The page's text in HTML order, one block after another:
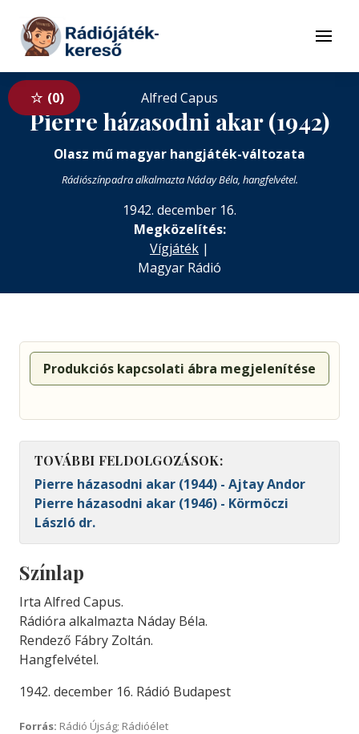
Tovább a tartalomhoz
Menü
0 Alfred Capus
Pierre házasodni akar (1942)
Olasz mű magyar hangjáték-változata
Rádiószínpadra alkalmazta Náday Béla, hangfelvétel.
1942. december 16.
Megközelítés:
Vígjáték |
Magyar Rádió
Produkciós kapcsolati ábra megjelenítése
TOVÁBBI FELDOLGOZÁSOK:
Pierre házasodni akar (1944) - Ajtay Andor
Pierre házasodni akar (1946) - Körmöczi
László dr.
Színlap
Irta Alfred Capus.
Rádióra alkalmazta Náday Béla.
Rendező Fábry Zoltán.
Hangfelvétel.
1942. december 16. Rádió Budapest
Forrás: Rádió Újság; Rádióélet